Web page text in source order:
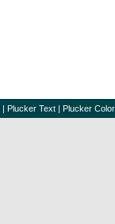
| Plucker Text | Plucker Color